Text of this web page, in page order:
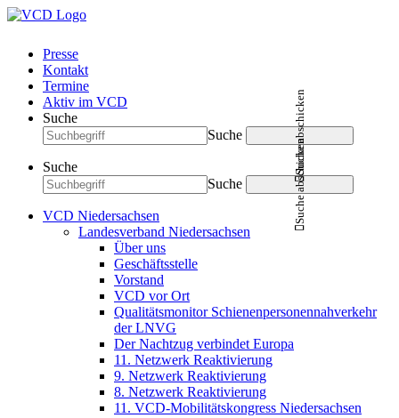
Presse
Kontakt
Termine
Aktiv im VCD
Suche
Suche
Suche abschicken
Suche
Suche
Suche abschicken
VCD Niedersachsen
Landesverband Niedersachsen
Über uns
Geschäftsstelle
Vorstand
VCD vor Ort
Qualitätsmonitor Schienenpersonennahverkehr
der LNVG
Der Nachtzug verbindet Europa
11. Netzwerk Reaktivierung
9. Netzwerk Reaktivierung
8. Netzwerk Reaktivierung
11. VCD-Mobilitätskongress Niedersachsen